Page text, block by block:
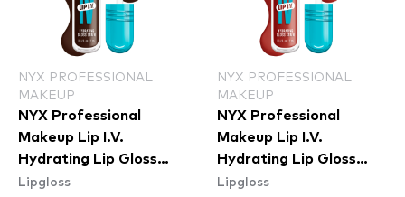
NYX PROFESSIONAL
MAKEUP
NYX Professional
Makeup Lip I.V.
Hydrating Lip Gloss
Stain - 06 Espresso
Lipgloss
NYX PROFESSIONAL
MAKEUP
NYX Professional
Makeup Lip I.V.
Hydrating Lip Gloss
Stain - 12 Burst That
Lipgloss